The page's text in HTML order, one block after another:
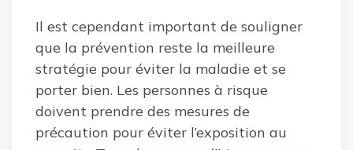
Il est cependant important de souligner
que la prévention reste la meilleure
stratégie pour éviter la maladie et se
porter bien. Les personnes à risque
doivent prendre des mesures de
précaution pour éviter l’exposition au